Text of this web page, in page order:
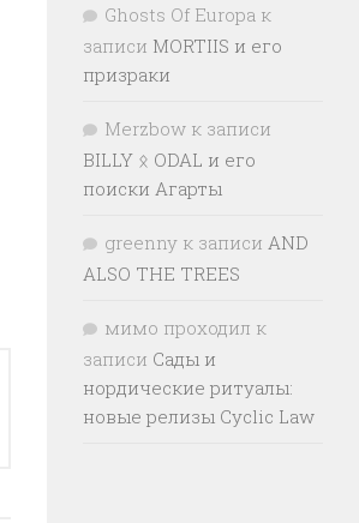
Ghosts Of Europa к
записи MORTIIS и его
призраки
Merzbow к записи
BILLY ᛟ ODAL и его
поиски Агарты
greenny к записи AND
ALSO THE TREES
мимо проходил к
записи Сады и
нордические ритуалы:
новые релизы Cyclic Law